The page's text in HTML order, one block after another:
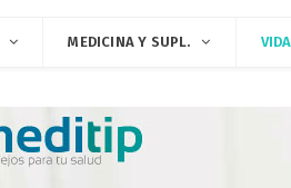
MEDICINA Y SUPL.